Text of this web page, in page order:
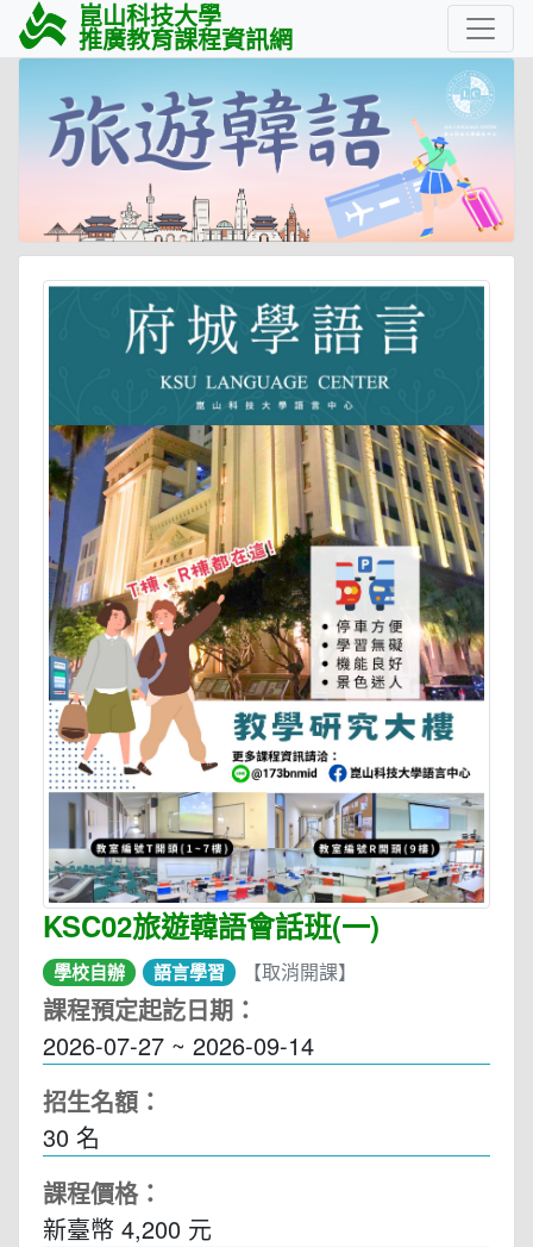
崑山科技大學
推廣教育課程資訊網
KSC02旅遊韓語會話班(一)
學校自辦 語言學習 【取消開課】
課程預定起訖日期：
2026-07-27 ~ 2026-09-14
招生名額：
30 名
課程價格：
新臺幣 4,200 元